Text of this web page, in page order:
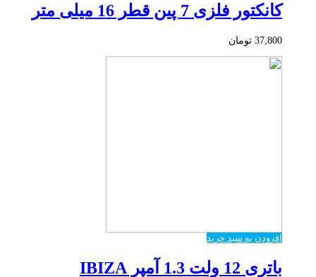
کانکتور فلزی 7 پین قطر 16 میلی متر
37,800 تومان
افزودن به سبد خرید
باتری 12 ولت 1.3 آمپر IBIZA